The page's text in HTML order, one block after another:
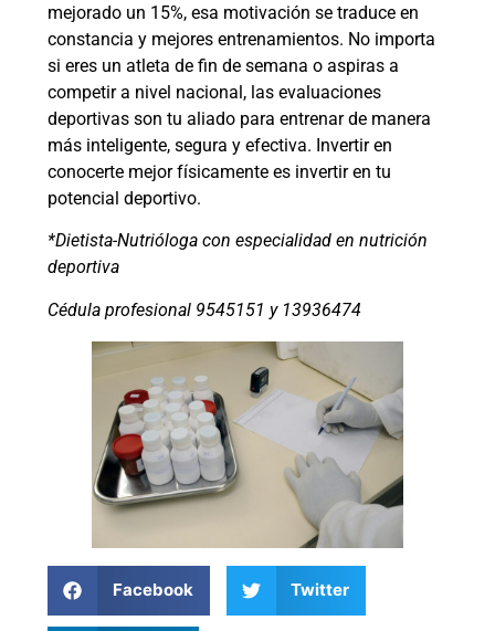
mejorado un 15%, esa motivación se traduce en
constancia y mejores entrenamientos. No importa
si eres un atleta de fin de semana o aspiras a
competir a nivel nacional, las evaluaciones
deportivas son tu aliado para entrenar de manera
más inteligente, segura y efectiva. Invertir en
conocerte mejor físicamente es invertir en tu
potencial deportivo.
*Dietista-Nutrióloga con especialidad en nutrición
deportiva
Cédula profesional 9545151 y 13936474
Facebook Twitter